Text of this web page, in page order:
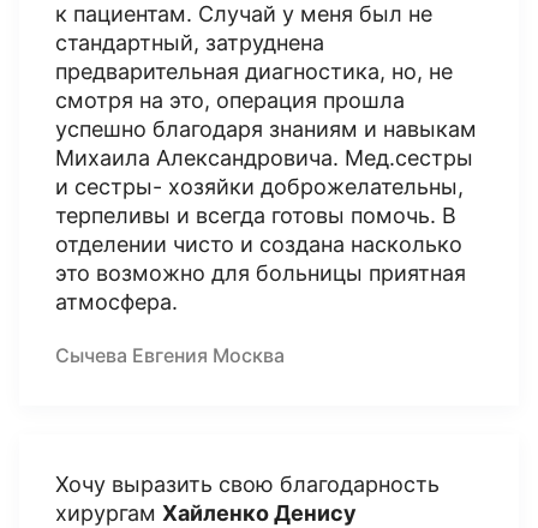
к пациентам. Случай у меня был не
стандартный, затруднена
предварительная диагностика, но, не
смотря на это, операция прошла
успешно благодаря знаниям и навыкам
Михаила Александровича. Мед.сестры
и сестры- хозяйки доброжелательны,
терпеливы и всегда готовы помочь. В
отделении чисто и создана насколько
это возможно для больницы приятная
атмосфера.
Сычева Евгения Москва
Хочу выразить свою благодарность
хирургам Хайленко Денису